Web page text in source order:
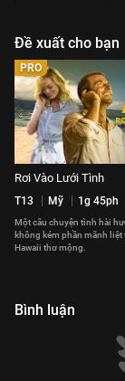
Đề xuất cho bạn
PRO
Rơi Vào Lưới Tình
T13 Mỹ 1g 45ph
Một câu chuyện tình hài
không kém phần mãnh liệt
Hawaii thơ mộng.
Bình luận